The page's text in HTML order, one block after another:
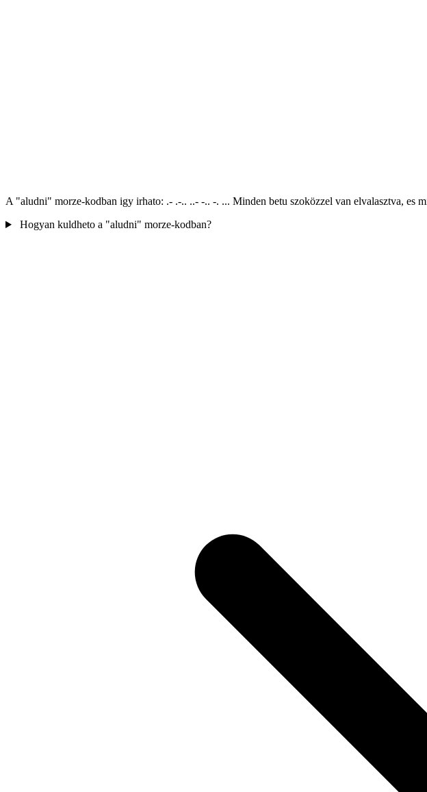
A "aludni" morze-kodban igy irhato: .- .-.. ..- -.. -. ... Minden betu szoközzel van elvalasztva, es
Hogyan kuldheto a "aludni" morze-kodban?